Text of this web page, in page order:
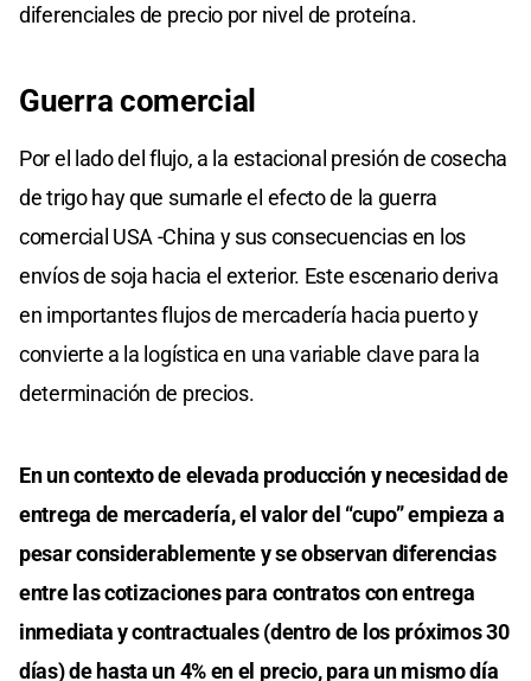
diferenciales de precio por nivel de proteína.
Guerra comercial
Por el lado del flujo, a la estacional presión de cosecha
de trigo hay que sumarle el efecto de la guerra
comercial USA -China y sus consecuencias en los
envíos de soja hacia el exterior. Este escenario deriva
en importantes flujos de mercadería hacia puerto y
convierte a la logística en una variable clave para la
determinación de precios.
En un contexto de elevada producción y necesidad de
entrega de mercadería, el valor del “cupo” empieza a
pesar considerablemente y se observan diferencias
entre las cotizaciones para contratos con entrega
inmediata y contractuales (dentro de los próximos 30
días) de hasta un 4% en el precio, para un mismo día